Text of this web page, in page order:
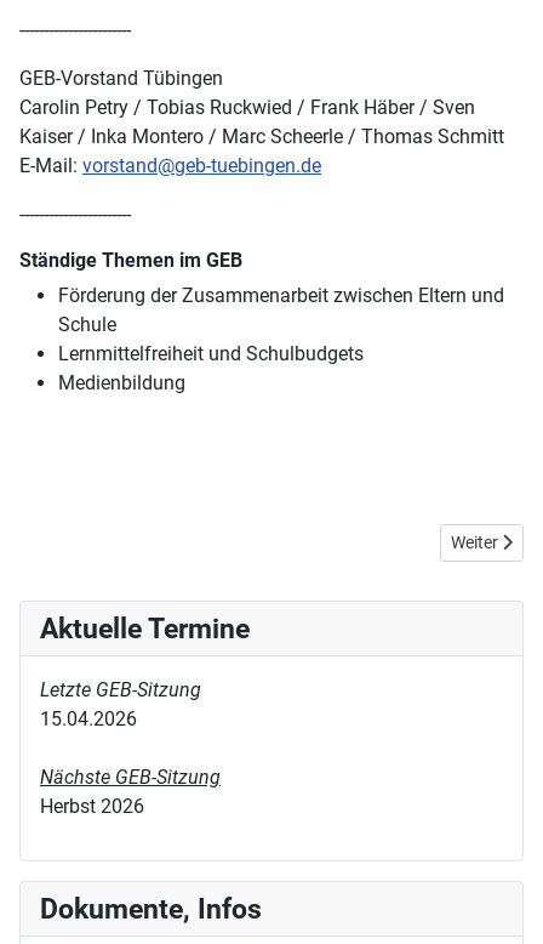
-----------------------
GEB-Vorstand Tübingen
Carolin Petry / Tobias Ruckwied / Frank Häber / Sven
Kaiser / Inka Montero / Marc Scheerle / Thomas Schmitt
E-Mail: vorstand@geb-tuebingen.de
-----------------------
Ständige Themen im GEB
Förderung der Zusammenarbeit zwischen Eltern und
Schule
Lernmittelfreiheit und Schulbudgets
Medienbildung
Nächster
Weiter
Aktuelle Termine
Letzte GEB-Sitzung
15.04.2026
Nächste GEB-Sitzung
Herbst 2026
Dokumente, Infos